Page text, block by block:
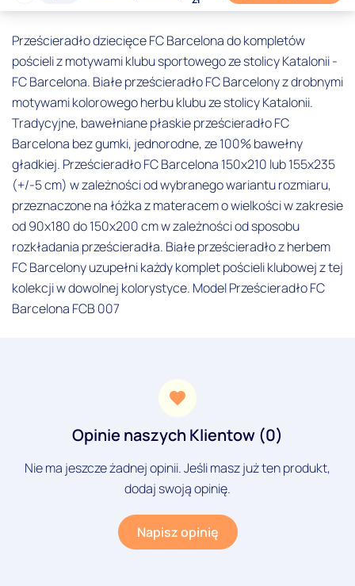
Prześcieradło dziecięce FC Barcelona do kompletów
pościeli z motywami klubu sportowego ze stolicy Katalonii -
FC Barcelona. Białe prześcieradło FC Barcelony z drobnymi
motywami kolorowego herbu klubu ze stolicy Katalonii.
Tradycyjne, bawełniane płaskie prześcieradło FC
Barcelona bez gumki, jednorodne, ze 100% bawełny
gładkiej. Prześcieradło FC Barcelona 150x210 lub 155x235
(+/-5 cm) w zależności od wybranego wariantu rozmiaru,
przeznaczone na łóżka z materacem o wielkości w zakresie
od 90x180 do 150x200 cm w zależności od sposobu
rozkładania prześcieradła. Białe prześcieradło z herbem
FC Barcelony uzupełni każdy komplet pościeli klubowej z tej
kolekcji w dowolnej kolorystyce. Model Prześcieradło FC
Barcelona FCB 007
Opinie naszych Klientow (0)
Nie ma jeszcze żadnej opinii. Jeśli masz już ten produkt,
dodaj swoją opinię.
Napisz opinię